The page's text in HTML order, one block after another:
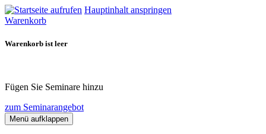
Hauptinhalt anspringen
Warenkorb
Warenkorb ist leer
Fügen Sie Seminare hinzu
zum Seminarangebot
Menü aufklappen